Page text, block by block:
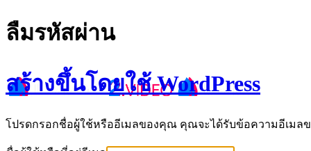
ลืมรหัสผ่าน
สร้างขึ้นโดยใช้ WordPress
โปรดกรอกชื่อผู้ใช้หรืออีเมลของคุณ คุณจะได้รับข้อความอีเม